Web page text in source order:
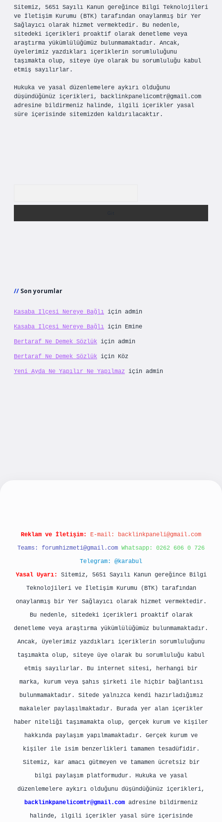
Sitemiz, 5651 Sayılı Kanun gereğince Bilgi Teknolojileri
ve İletişim Kurumu (BTK) tarafından onaylanmış bir Yer
Sağlayıcı olarak hizmet vermektedir. Bu nedenle,
sitedeki içerikleri proaktif olarak denetleme veya
araştırma yükümlülüğümüz bulunmamaktadır. Ancak,
üyelerimiz yazdıkları içeriklerin sorumluluğunu
taşımakta olup, siteye üye olarak bu sorumluluğu kabul
etmiş sayılırlar.
Hukuka ve yasal düzenlemelere aykırı olduğunu
düşündüğünüz içerikleri, backlinkpanelicomtr@gmail.com
adresine bildirmeniz halinde, ilgili içerikler yasal
süre içerisinde sitemizden kaldırılacaktır.
Son yorumlar
Kasaba Ilçesi Nereye Bağlı için admin
Kasaba Ilçesi Nereye Bağlı için Emine
Bertaraf Ne Demek Sözlük için admin
Bertaraf Ne Demek Sözlük için Köz
Yeni Ayda Ne Yapılır Ne Yapılmaz için admin
Reklam ve İletişim: E-mail: backlinkpaneli@gmail.com
Teams: forumhizmeti@gmail.com Whatsapp: 0262 606 0 726
Telegram: @karabul
Yasal Uyarı:
Sitemiz, 5651 Sayılı Kanun gereğince Bilgi
Teknolojileri ve İletişim Kurumu (BTK) tarafından
onaylanmış bir Yer Sağlayıcı olarak hizmet vermektedir.
Bu nedenle, sitedeki içerikleri proaktif olarak
denetleme veya araştırma yükümlülüğümüz bulunmamaktadır.
Ancak, üyelerimiz yazdıkları içeriklerin sorumluluğunu
taşımakta olup, siteye üye olarak bu sorumluluğu kabul
etmiş sayılırlar. Bu internet sitesi, herhangi bir
marka, kurum veya şahıs şirketi ile hiçbir bağlantısı
bulunmamaktadır. Sitede yalnızca kendi hazırladığımız
makaleler paylaşılmaktadır. Burada yer alan içerikler
haber niteliği taşımamakta olup, gerçek kurum ve kişiler
hakkında paylaşım yapılmamaktadır. Gerçek kurum ve
kişiler ile isim benzerlikleri tamamen tesadüfidir.
Sitemiz, kar amacı gütmeyen ve tamamen ücretsiz bir
bilgi paylaşım platformudur. Hukuka ve yasal
düzenlemelere aykırı olduğunu düşündüğünüz içerikleri,
backlinkpanelicomtr@gmail.com adresine bildirmeniz
halinde, ilgili içerikler yasal süre içerisinde